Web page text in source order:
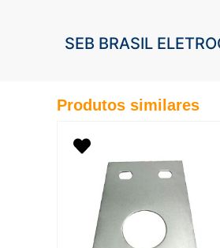
SEB BRASIL
Produtos similares